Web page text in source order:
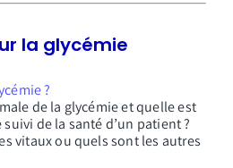
la glycémie
?
de la glycémie et quelle est
de la santé d’un patient ?
vitaux ou quels sont les autres